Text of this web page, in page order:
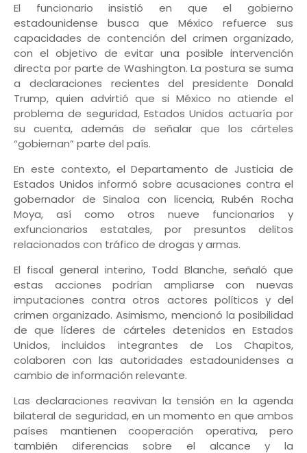
El funcionario insistió en que el gobierno
estadounidense busca que México refuerce sus
capacidades de contención del crimen organizado,
con el objetivo de evitar una posible intervención
directa por parte de Washington. La postura se suma
a declaraciones recientes del presidente Donald
Trump, quien advirtió que si México no atiende el
problema de seguridad, Estados Unidos actuaría por
su cuenta, además de señalar que los cárteles
“gobiernan” parte del país.
En este contexto, el Departamento de Justicia de
Estados Unidos informó sobre acusaciones contra el
gobernador de Sinaloa con licencia, Rubén Rocha
Moya, así como otros nueve funcionarios y
exfuncionarios estatales, por presuntos delitos
relacionados con tráfico de drogas y armas.
El fiscal general interino, Todd Blanche, señaló que
estas acciones podrían ampliarse con nuevas
imputaciones contra otros actores políticos y del
crimen organizado. Asimismo, mencionó la posibilidad
de que líderes de cárteles detenidos en Estados
Unidos, incluidos integrantes de Los Chapitos,
colaboren con las autoridades estadounidenses a
cambio de información relevante.
Las declaraciones reavivan la tensión en la agenda
bilateral de seguridad, en un momento en que ambos
países mantienen cooperación operativa, pero
también diferencias sobre el alcance y la